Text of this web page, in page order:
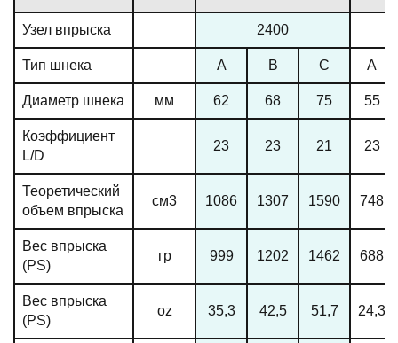
Узел впрыска 2400
Тип шнека A B C A
Диаметр шнека мм 62 68 75 55
Коэффициент
L/D
23 23 21 23
Теоретический
объем впрыска
см3 1086 1307 1590 748
Вес впрыска
(PS)
гр 999 1202 1462 688
Вес впрыска
(PS)
oz 35,3 42,5 51,7 24,3